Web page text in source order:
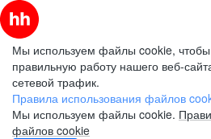
Мы используем файлы cookie, чтобы
правильную работу нашего веб-
сетевой трафик.
Правила использования файлов
Мы используем файлы cookie.
файлов cookie